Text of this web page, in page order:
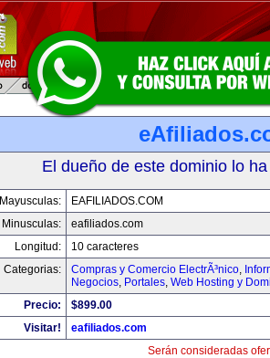
El dueño de este dominio lo
Mayusculas:
EAFILIADOS.COM
Minusculas:
eafiliados.com
Longitud:
10 caracteres
Categorias:
Compras y Comercio ElectrÃ³nico,
Negocios, Portales, Web Hosting y
Precio:
$899.00
Visitar!
eafiliados.com
Serán consideradas